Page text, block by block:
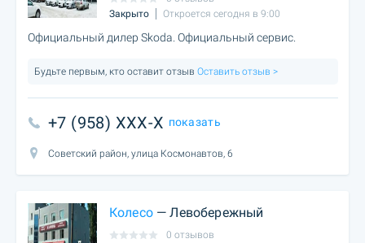
Закрыто
Откроется сегодня в 9:00
Официальный дилер Skoda. Официальный сервис.
Будьте первым, кто оставит отзыв Оставить отзыв >
+7 (958) XXX-X показать
Советский район, улица Космонавтов, 6
Колесо— Левобережный
0 отзывов